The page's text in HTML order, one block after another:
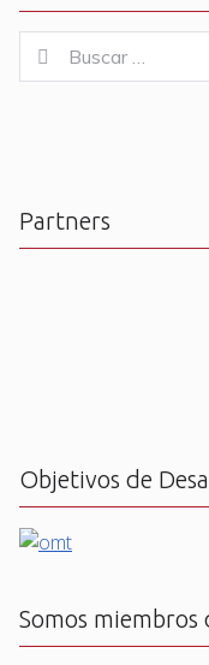
for:
Buscar
Partners
Objetivos de
Somos miembros